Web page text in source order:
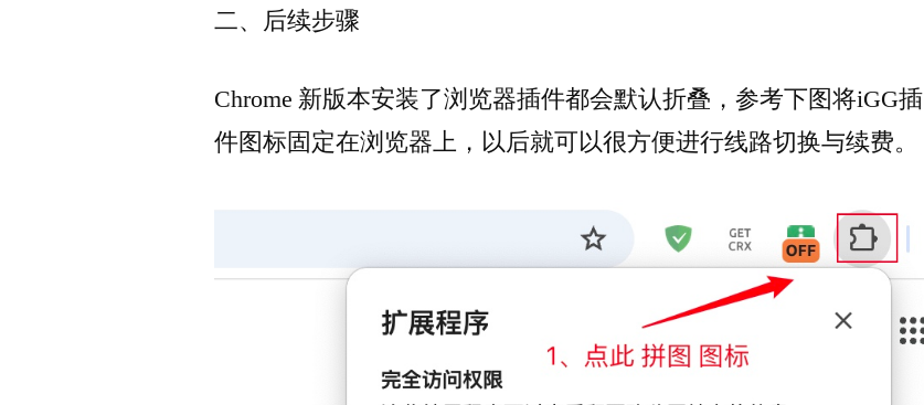
二、后续步骤
Chrome 新版本安装了浏览器插件都会默认折叠，参考下图将iGG插
件图标固定在浏览器上，以后就可以很方便进行线路切换与续费。